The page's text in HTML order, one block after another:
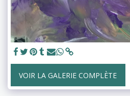
VOIR LA GALERIE COMPLÈTE